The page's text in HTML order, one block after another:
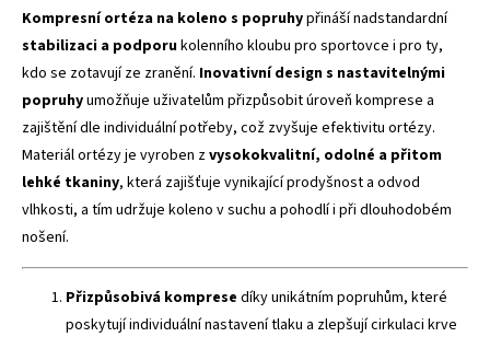
Kompresní ortéza na koleno s popruhypřináší nadstandardní
stabilizaci a podporukolenního kloubu pro sportovce i pro ty,
kdo se zotavují ze zranění. Inovativní design s nastavitelnými
popruhyumožňuje uživatelům přizpůsobit úroveň komprese a
zajištění dle individuální potřeby, což zvyšuje efektivitu ortézy.
Materiál ortézy je vyroben zvysokokvalitní, odolné a přitom
lehké tkaniny, která zajišťuje vynikající prodyšnost a odvod
vlhkosti, a tím udržuje koleno v suchu a pohodlí i při dlouhodobém
nošení.
Přizpůsobivá komprese díky unikátním popruhům, které
poskytují individuální nastavení tlaku a zlepšují cirkulaci krve